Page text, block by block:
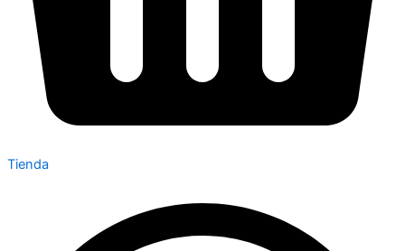
Tienda